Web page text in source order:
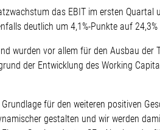
das EBIT im ersten Quartal
deutlich um 4,1%-Punkte auf 24,3%
wurden vor allem für den Ausbau
der Entwicklung des Working
für den weiteren positiven
gestalten und wir werden